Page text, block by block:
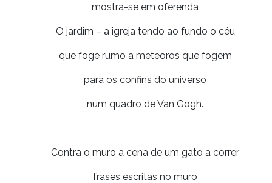
mostra-se em oferenda
O jardim – a igreja tendo ao fundo o céu
que foge rumo a meteoros que fogem
para os confins do universo
num quadro de Van Gogh.
Contra o muro a cena de um gato a correr
frases escritas no muro